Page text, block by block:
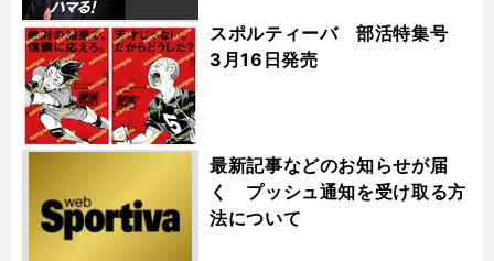
スポルティーバ 部活特集号
3月16日発売
最新記事などのお知らせが届
く プッシュ通知を受け取る方
法について